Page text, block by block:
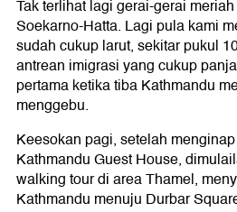
Tak terlihat lagi gerai-gerai
Soekarno-Hatta. Lagi pula kami
sudah cukup larut, sekitar pukul
antrean imigrasi yang cukup
pertama ketika tiba Kathmandu
menggebu.
Keesokan pagi, setelah
Kathmandu Guest House,
walking tour di area Thamel,
Kathmandu menuju Durbar